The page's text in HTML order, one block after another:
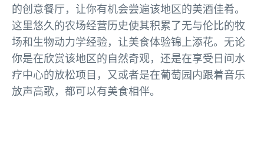
的创意餐厅，让你有机会尝遍该地区的美酒佳肴。
这里悠久的农场经营历史使其积累了无与伦比的牧
场和生物动力学经验，让美食体验锦上添花。无论
你是在欣赏该地区的自然奇观，还是在享受日间水
疗中心的放松项目，又或者是在葡萄园内跟着音乐
放声高歌，都可以有美食相伴。